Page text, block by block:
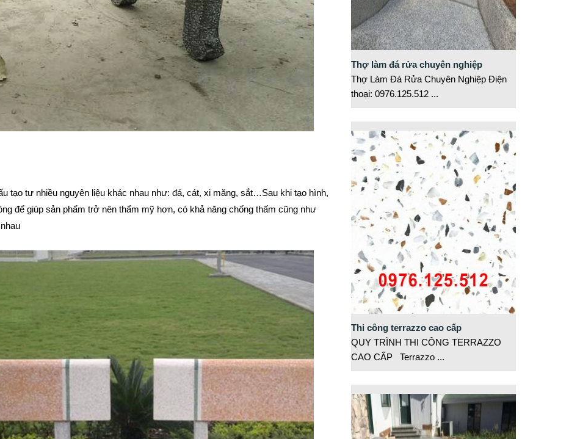
tạo tư nhiều nguyên liệu khác nhau như: đá, cát, xi măng, sắt…Sau khi tạo hình,
để giúp sản phẩm trở nên thẩm mỹ hơn, có khả năng chống thấm cũng như
Thợ làm đá rửa chuyên nghiệp
Thợ Làm Đá Rửa Chuyên Nghiệp Điện
thoại: 0976.125.512 ...
Thi công terrazzo cao cấp
QUY TRÌNH THI CÔNG TERRAZZO
CAO CẤP Terrazzo ...